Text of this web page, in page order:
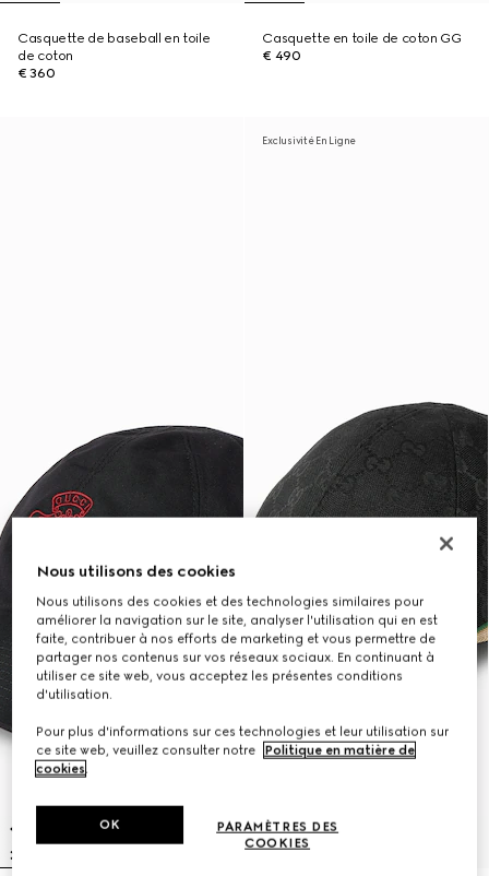
Casquette de baseball en toile
de coton
€ 360
Casquette en toile de coton GG
€ 490
Exclusivité En Ligne
Nous utilisons des cookies
Nous utilisons des cookies et des technologies similaires pour
améliorer la navigation sur le site, analyser l'utilisation qui en est
faite, contribuer à nos efforts de marketing et vous permettre de
partager nos contenus sur vos réseaux sociaux. En continuant à
utiliser ce site web, vous acceptez les présentes conditions
d'utilisation.
Pour plus d'informations sur ces technologies et leur utilisation sur
ce site web, veuillez consulter notre
Politique en matière de
cookies.
PARAMÈTRES DES
COOKIES
OK